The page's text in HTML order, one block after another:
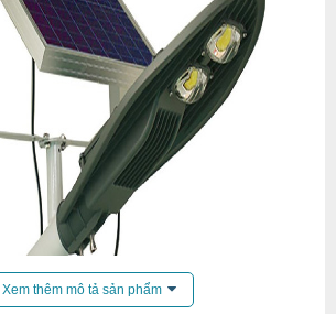
Xem thêm mô tả sản phẩm